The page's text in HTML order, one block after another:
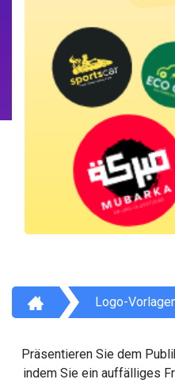
Logo-
Präsentieren Sie dem
indem Sie ein auffälliges